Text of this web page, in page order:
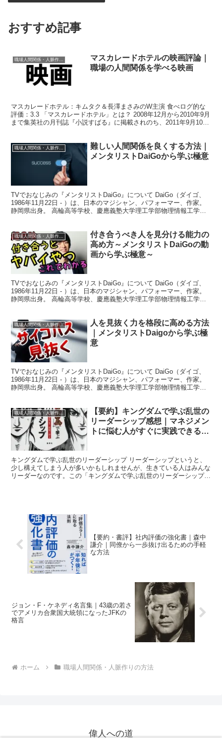
おすすめ記事
職場人間関係・人脈作りの方法
マスカレードホテルの映画評論｜
職場の人間関係を学べる映画
マスカレードホテル：キムタク＆長澤まさみのW主演 食べログ的な
評価：3.3 「マスカレードホテル」とは？ 2008年12月から2010年9月
まで集英社の月刊誌『小説すばる』に掲載されのち、2011年9月10日
職場人間関係・人脈作りの方法
難しい人間関係を良くする方法｜
メンタリストDaiGoから学ぶ極意
TVでおなじみの『メンタリストDaiGo』について DaiGo（ダイゴ、
1986年11月22日 - ）は、日本のマジシャン、パフォーマー、作家。
静岡県出身。 高輪高等学校、慶應義塾大学理工学部物理情報工学科
職場人間関係・人脈作りの方法
付き合うべき人を見分ける能力の
高め方～メンタリストDaiGoの動
画から学ぶ極意～
TVでおなじみの『メンタリストDaiGo』について DaiGo（ダイゴ、
1986年11月22日 - ）は、日本のマジシャン、パフォーマー、作家。
静岡県出身。 高輪高等学校、慶應義塾大学理工学部物理情報工学科
職場人間関係・人脈作りの方法
人を見抜く力を格段に高める方法
｜メンタリストDaigoから学ぶ極
意
TVでおなじみの『メンタリストDaiGo』について DaiGo（ダイゴ、
1986年11月22日 - ）は、日本のマジシャン、パフォーマー、作家。
静岡県出身。 高輪高等学校、慶應義塾大学理工学部物理情報工学科
職場人間関係・人脈作りの方法
【要約】キングダムで学ぶ乱世の
リーダーシップ感想｜マネジメン
トに悩む人がすぐに実践できる方
キングダムで学ぶ乱世のリーダーシップ リーダーシップというと、
少し構えてしまう人が多いかもしれませんが、生きている人はみんな
リーダーなのです。この「キングダムで学ぶ乱世のリーダーシップ」
【要約・書評】社内評価の強化書｜森中
謙介｜同僚から一歩抜け出るための手軽
な方法
ジョン・F・ケネディ名言集｜43歳の若さ
でアメリカ合衆国大統領になったJFKの
格言
ホーム 職場人間関係・人脈作りの方法
偉人への道